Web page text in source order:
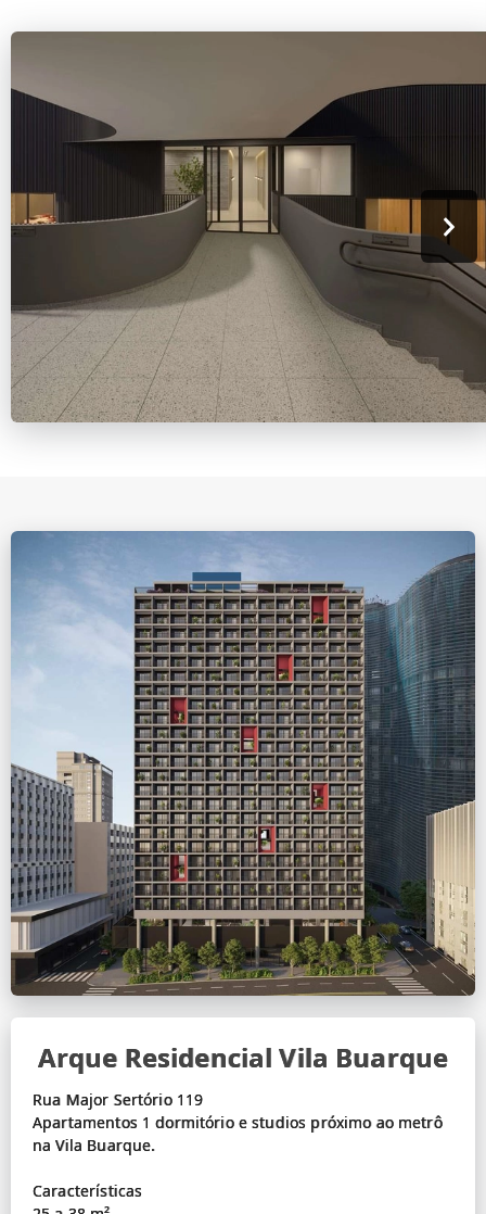
Arque Residencial Vila Buarque
Rua Major Sertório 119
Apartamentos 1 dormitório e studios próximo ao metrô
na Vila Buarque.
Características